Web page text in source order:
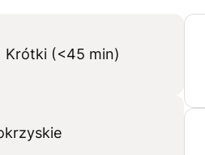
Krótki (<45 min)